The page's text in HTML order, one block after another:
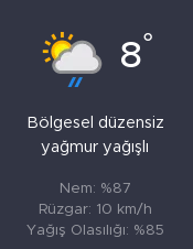
8°
Bölgesel düzensiz
yağmur yağışlı
Nem: %87
Rüzgar: 10 km/h
Yağış Olasılığı: %85